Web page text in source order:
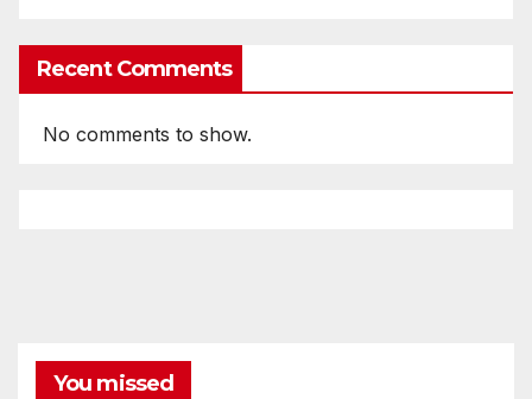
Recent Comments
No comments to show.
You missed